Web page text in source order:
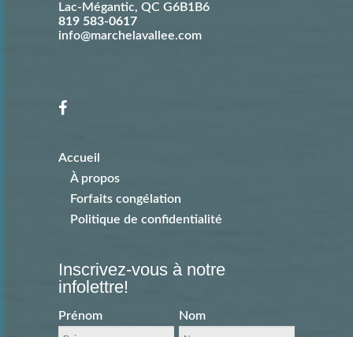
Lac-Mégantic, QC G6B1B6
819 583-0617
info@marchelavallee.com
Accueil
À propos
Forfaits congélation
Politique de confidentialité
Inscrivez-vous à notre
infolettre!
Prénom Nom